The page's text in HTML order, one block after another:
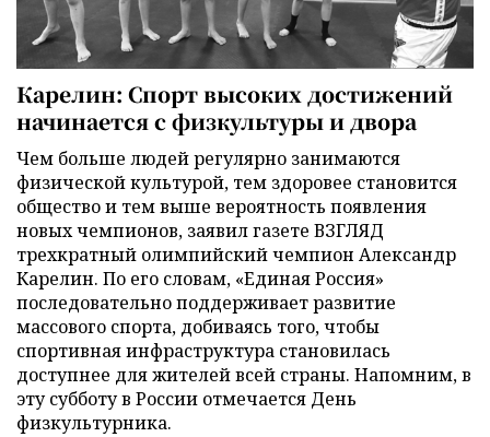
Карелин: Спорт высоких достижений
начинается с физкультуры и двора
Чем больше людей регулярно занимаются
физической культурой, тем здоровее становится
общество и тем выше вероятность появления
новых чемпионов, заявил газете ВЗГЛЯД
трехкратный олимпийский чемпион Александр
Карелин. По его словам, «Единая Россия»
последовательно поддерживает развитие
массового спорта, добиваясь того, чтобы
спортивная инфраструктура становилась
доступнее для жителей всей страны. Напомним, в
эту субботу в России отмечается День
физкультурника.